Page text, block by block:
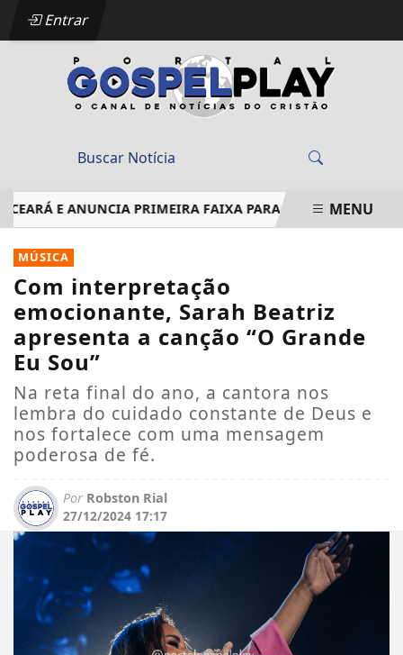
Entrar
E ANUNCIA PRIMEIRA FAIXA PARA AGOSTO EM
EM ALTA
MENU
MÚSICA
Com interpretação
emocionante, Sarah Beatriz
apresenta a canção “O Grande
Eu Sou”
Na reta final do ano, a cantora nos
lembra do cuidado constante de Deus e
nos fortalece com uma mensagem
poderosa de fé.
Por Robston Rial
27/12/2024 17:17